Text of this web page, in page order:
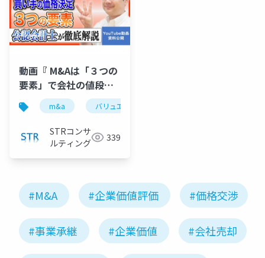
動画『 M&Aは「３つの
要素」で会社の値段が
決まる！公認会計士が
徹底解説 』で投影した
m&a バリュエーション
STRコンサ
ルティング
339
#M&A #企業価値評価 #価格交渉
#事業承継 #企業価値 #会社売却